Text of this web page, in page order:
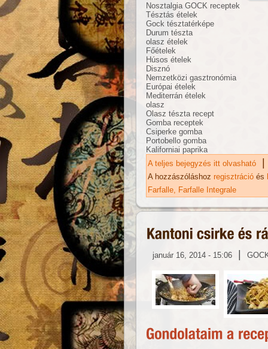
Nosztalgia GOCK receptek
Tésztás ételek
Gock tésztatérképe
Durum tészta
olasz ételek
Főételek
Húsos ételek
Disznó
Nemzetközi gasztronómia
Európai ételek
Mediterrán ételek
olasz
Olasz tészta recept
Gomba receptek
Csiperke gomba
Portobello gomba
Kaliforniai paprika
A teljes bejegyzés itt olvasható
|
A hozzászóláshoz regisztráció és
Farfalle
Farfalle Integrale
január 16, 2014 - 15:06 |